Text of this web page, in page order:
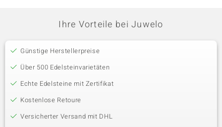
Ihre Vorteile bei Juwelo
Günstige Herstellerpreise
Über 500 Edelsteinvarietäten
Echte Edelsteine mit Zertifikat
Kostenlose Retoure
Versicherter Versand mit DHL